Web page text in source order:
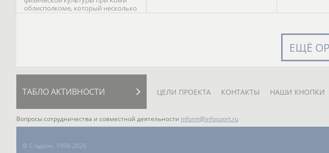
облисполкоме, который несколько
раз реорганизовывался; с 1994 года
ЕЩЁ
ТАБЛО АКТИВНОСТИ ЦЕЛИ ПРОЕКТА КОНТАКТЫ НАШИ КНОПКИ
Вопросы сотрудничества и совместной деятельности inform@infosport.ru
© Стадион, 1998-2026